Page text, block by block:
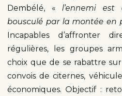
Dembélé, «l’ennemi est
bousculé par la montée en
Incapables d’affronter
régulières, les groupes
choix que de se rabattre sur
convois de citernes,
économiques. Objectif :